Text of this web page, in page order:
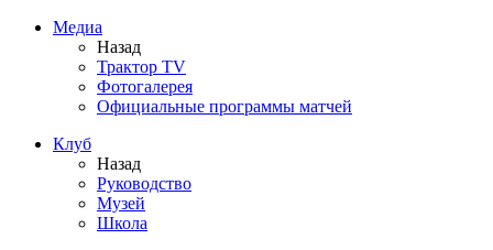
Медиа
Назад
Трактор TV
Фотогалерея
Официальные программы матчей
Клуб
Назад
Руководство
Музей
Школа